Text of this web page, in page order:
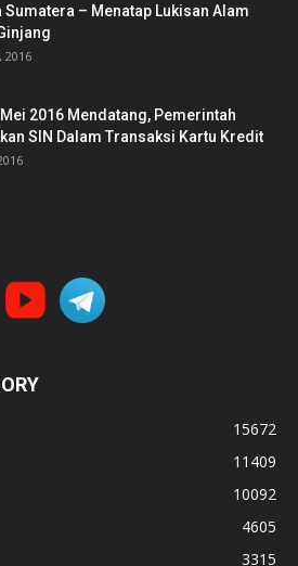
Sumatera – Menatap Lukisan Alam
2016
2016 Mendatang, Pemerintah
SIN Dalam Transaksi Kartu Kredit
15672
11409
10092
4605
3315